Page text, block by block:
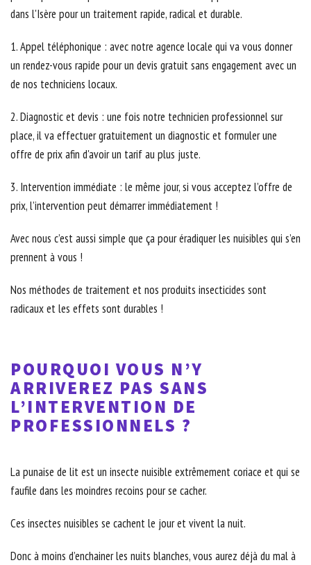
dans l'Isère pour un traitement rapide, radical et durable.
1. Appel téléphonique : avec notre agence locale qui va vous donner
un rendez-vous rapide pour un devis gratuit sans engagement avec un
de nos techniciens locaux.
2. Diagnostic et devis : une fois notre technicien professionnel sur
place, il va effectuer gratuitement un diagnostic et formuler une
offre de prix afin d'avoir un tarif au plus juste.
3. Intervention immédiate : le même jour, si vous acceptez l’offre de
prix, l’intervention peut démarrer immédiatement !
Avec nous c’est aussi simple que ça pour éradiquer les nuisibles qui s’en
prennent à vous !
Nos méthodes de traitement et nos produits insecticides sont
radicaux et les effets sont durables !
POURQUOI VOUS N’Y
ARRIVEREZ PAS SANS
L’INTERVENTION DE
PROFESSIONNELS ?
La punaise de lit est un insecte nuisible extrêmement coriace et qui se
faufile dans les moindres recoins pour se cacher.
Ces insectes nuisibles se cachent le jour et vivent la nuit.
Donc à moins d’enchainer les nuits blanches, vous aurez déjà du mal à